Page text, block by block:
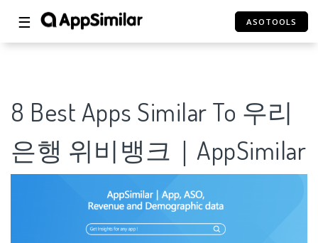
☰ ASOTOOLS
8 Best Apps Similar To 우리
은행 위비뱅크｜AppSimilar